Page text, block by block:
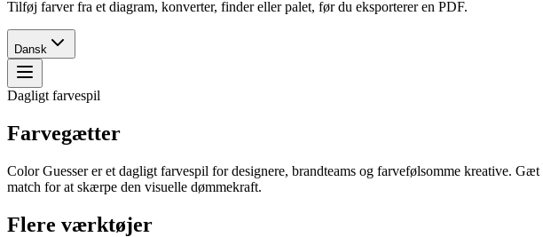
Tilføj farver fra et diagram, konverter, finder eller palet, før du eksporterer en PDF.
Dansk
Dagligt farvespil
Farvegætter
Color Guesser er et dagligt farvespil for designere, brandteams og farvefølsomme kreative.
match for at skærpe den visuelle dømmekraft.
Flere værktøjer